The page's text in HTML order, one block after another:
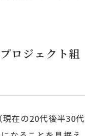
ロジェクト組
在の20代後半30代